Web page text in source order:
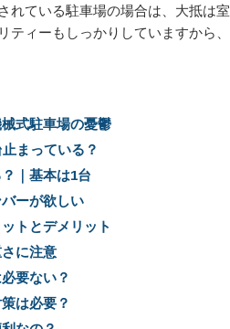
れている駐車場の場合は、大抵は室
ィーもしっかりしていますから、
式駐車場の憂鬱
まっている？
｜基本は1台
ーが欲しい
トとデメリット
に注意
要ない？
は必要？